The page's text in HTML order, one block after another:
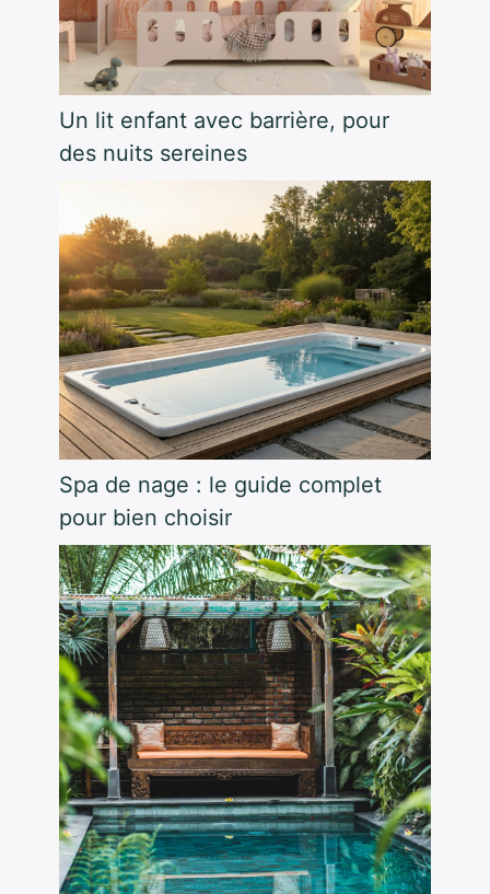
Un lit enfant avec barrière, pour
des nuits sereines
Spa de nage : le guide complet
pour bien choisir